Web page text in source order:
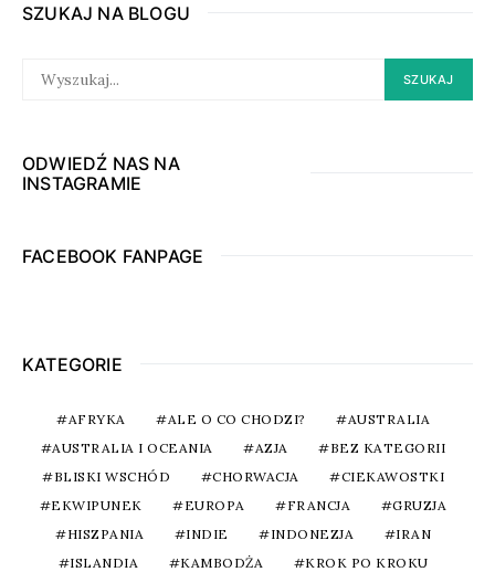
SZUKAJ NA BLOGU
FOR:
SZUKAJ
ODWIEDŹ NAS NA
INSTAGRAMIE
FACEBOOK FANPAGE
KATEGORIE
AFRYKA ALE O CO CHODZI?
AUSTRALIA
AUSTRALIA I OCEANIA
AZJA
BEZ KATEGORII
BLISKI WSCHÓD
CHORWACJA
CIEKAWOSTKI
EKWIPUNEK
EUROPA FRANCJA
GRUZJA
HISZPANIA
INDIE INDONEZJA
IRAN
ISLANDIA
KAMBODŻA
KROK PO KROKU